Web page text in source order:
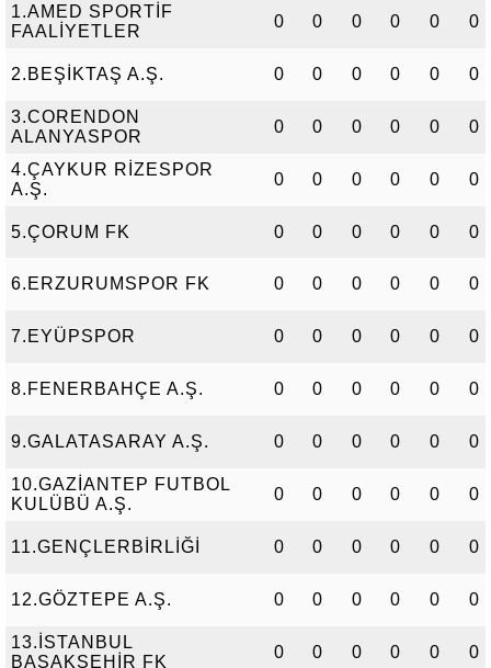
1.AMED SPORTİF
FAALİYETLER
0 0 0 0 0 0
2.BEŞİKTAŞ A.Ş. 0 0 0 0 0 0
3.CORENDON
ALANYASPOR
0 0 0 0 0 0
4.ÇAYKUR RİZESPOR
A.Ş.
0 0 0 0 0 0
5.ÇORUM FK 0 0 0 0 0 0
6.ERZURUMSPOR FK 0 0 0 0 0 0
7.EYÜPSPOR 0 0 0 0 0 0
8.FENERBAHÇE A.Ş. 0 0 0 0 0 0
9.GALATASARAY A.Ş. 0 0 0 0 0 0
10.GAZİANTEP FUTBOL
KULÜBÜ A.Ş.
0 0 0 0 0 0
11.GENÇLERBİRLİĞİ 0 0 0 0 0 0
12.GÖZTEPE A.Ş. 0 0 0 0 0 0
13.İSTANBUL
BAŞAKŞEHİR FK
0 0 0 0 0 0